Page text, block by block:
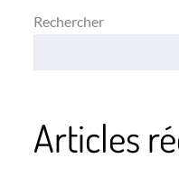
des
Rechercher
Articles